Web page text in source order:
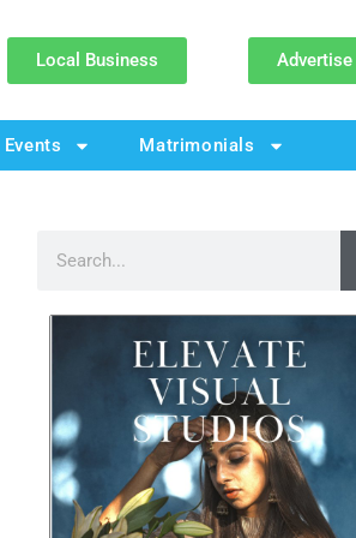
Local Business Advertise
Events Matrimonials